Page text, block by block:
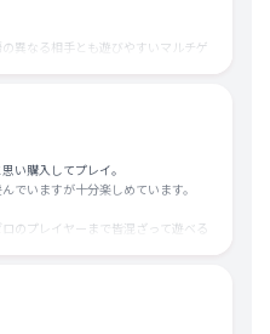
異なる相手とも遊びやすいマルチゲ
く用意されているところを評価した
としては、たとえば遊び方の幅が広
できるし、それ以外にもこのゲーム
とが本質となるため、あまりにも上
い購入してプレイ。
でいますが十分楽しめています。
のプレイヤーまで皆混ざって遊べる
すし、分身機能もあったりで、とに
しい。